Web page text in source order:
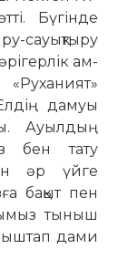
Бү­гінде
сауықтыру
ам­
дамуы
Ауыл­дың
бен тату
әр үйге
бақыт пен
тыныш
дами